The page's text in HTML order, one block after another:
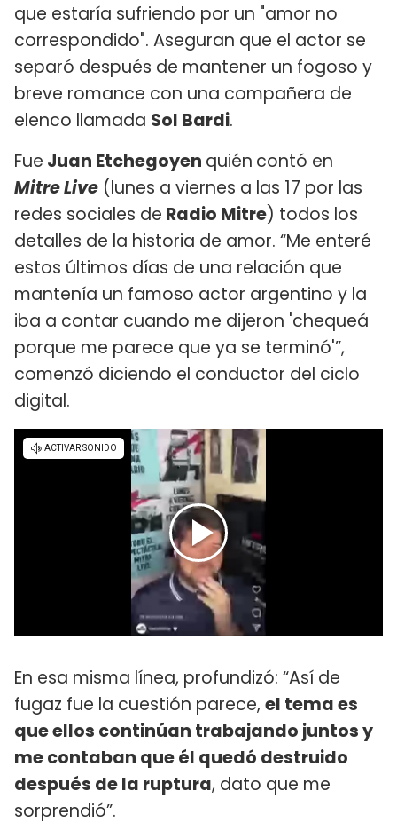
que estaría sufriendo por un "amor no
correspondido". Aseguran que el actor se
separó después de mantener un fogoso y
breve romance con una compañera de
elenco llamada Sol Bardi.
Fue Juan Etchegoyen quién contó en
Mitre Live (lunes a viernes a las 17 por las
redes sociales de Radio Mitre) todos los
detalles de la historia de amor. “Me enteré
estos últimos días de una relación que
mantenía un famoso actor argentino y la
iba a contar cuando me dijeron 'chequeá
porque me parece que ya se terminó'”,
comenzó diciendo el conductor del ciclo
digital.
En esa misma línea, profundizó: “Así de
fugaz fue la cuestión parece, el tema es
que ellos continúan trabajando juntos y
me contaban que él quedó destruido
después de la ruptura, dato que me
sorprendió”.